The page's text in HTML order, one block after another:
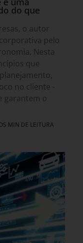
do que
o autor
pelo
Nesta
que
no cliente -
garantem o
MIN DE LEITURA